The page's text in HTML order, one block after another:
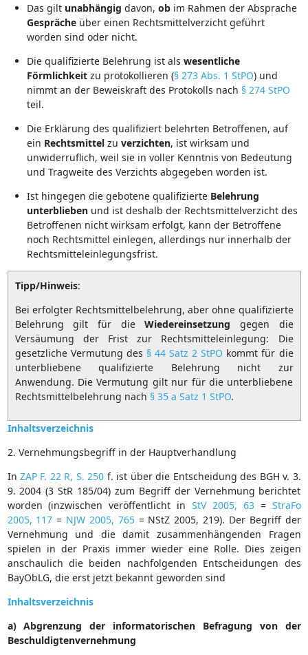
Das gilt unabhängig davon, obim Rahmen der Absprache
Gesprächeüber einen Rechtsmittelverzicht geführt
worden sind oder nicht.
Die qualifizierte Belehrung ist als wesentliche
Förmlichkeitzu protokollieren (§ 273 Abs. 1 StPO) und
nimmt an der Beweiskraft des Protokolls nach § 274 StPO
teil.
Die Erklärung des qualifiziert belehrten Betroffenen, auf
ein Rechtsmittelzu verzichten, ist wirksam und
unwiderruflich, weil sie in voller Kenntnis von Bedeutung
und Tragweite des Verzichts abgegeben worden ist.
Ist hingegen die gebotene qualifizierte Belehrung
unterbliebenund ist deshalb der Rechtsmittelverzicht des
Betroffenen nicht wirksam erfolgt, kann der Betroffene
noch Rechtsmittel einlegen, allerdings nur innerhalb der
Rechtsmitteleinlegungsfrist.
Tipp/Hinweis:
Bei erfolgter Rechtsmittelbelehrung, aber ohne qualifizierte
Belehrung gilt für dieWiedereinsetzung gegen die
Versäumung der Frist zur Rechtsmitteleinlegung: Die
gesetzliche Vermutung des § 44 Satz 2 StPO kommt für die
unterbliebene qualifizierte Belehrung nicht zur
Anwendung. Die Vermutung gilt nur für die unterbliebene
Rechtsmittelbelehrung nach § 35 a Satz 1 StPO.
Inhaltsverzeichnis
2. Vernehmungsbegriff in der Hauptverhandlung
In ZAP F. 22 R, S. 250 f. ist über die Entscheidung des BGH v. 3.
9. 2004 (3 StR 185/04) zum Begriff der Vernehmung berichtet
worden (inzwischen veröffentlicht in StV 2005, 63= StraFo
2005, 117 = NJW 2005, 765= NStZ 2005, 219). Der Begriff der
Vernehmung und die damit zusammenhängenden Fragen
spielen in der Praxis immer wieder eine Rolle. Dies zeigen
anschaulich die beiden nachfolgenden Entscheidungen des
BayObLG, die erst jetzt bekannt geworden sind
Inhaltsverzeichnis
a) Abgrenzung der informatorischen Befragung von der
Beschuldigtenvernehmung